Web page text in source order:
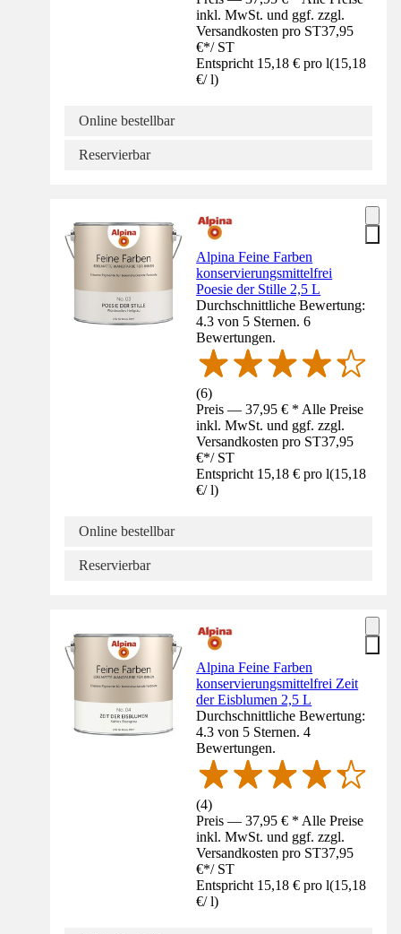
inkl. MwSt. und ggf. zzgl.
Versandkosten pro ST37,95
€*/ ST
Entspricht 15,18 € pro l(15,18
€/ l)
Online bestellbar
Reservierbar
Alpina Feine Farben
konservierungsmittelfrei
Poesie der Stille 2,5 L
Durchschnittliche Bewertung:
4.3 von 5 Sternen. 6
Bewertungen.
(6)
Preis — 37,95 € * Alle Preise
inkl. MwSt. und ggf. zzgl.
Versandkosten pro ST37,95
€*/ ST
Entspricht 15,18 € pro l(15,18
€/ l)
Online bestellbar
Reservierbar
Alpina Feine Farben
konservierungsmittelfrei Zeit
der Eisblumen 2,5 L
Durchschnittliche Bewertung:
4.3 von 5 Sternen. 4
Bewertungen.
(4)
Preis — 37,95 € * Alle Preise
inkl. MwSt. und ggf. zzgl.
Versandkosten pro ST37,95
€*/ ST
Entspricht 15,18 € pro l(15,18
€/ l)